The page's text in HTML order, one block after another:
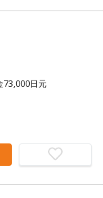
73,000日元